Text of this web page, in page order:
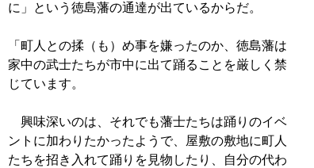
に」という徳島藩の通達が出ているからだ。
「町人との揉（も）め事を嫌ったのか、徳島藩は
家中の武士たちが市中に出て踊ることを厳しく禁
じています。
興味深いのは、それでも藩士たちは踊りのイベ
ントに加わりたかったようで、屋敷の敷地に町人
たちを招き入れて踊りを見物したり、自分の代わ